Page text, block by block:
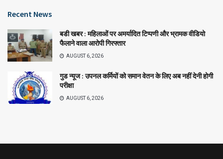
Recent News
बडी खबर : महिलाओं पर अमर्यादित टिप्पणी और भ्रामक वीडियो
फैलाने वाला आरोपी गिरफ्तार
AUGUST 6, 2026
गुड न्यूज : उपनल कर्मियों को समान वेतन के लिए अब नहीं देनी होगी
परीक्षा
AUGUST 6, 2026